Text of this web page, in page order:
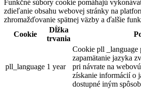
Funkčné súbory cookie pomáhajú
zdieľanie obsahu webovej stránky na
zhromažďovanie spätnej väzby a ďalšie
Cookie
Dĺžka
trvania
pll_language 1 year
Cookie pll _language
zapamätanie jazyka
pri návrate na
získanie informácií o
dostupné iným